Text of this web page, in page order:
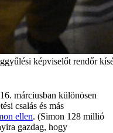
képviselőt rendőr
márciusban különösen
csalás és más
ellen. (Simon 128 millió
gazdag, hogy